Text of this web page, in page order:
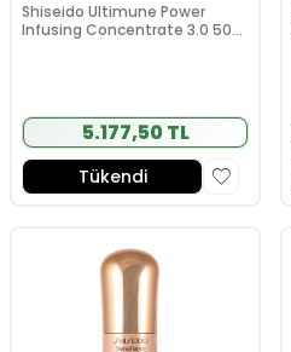
Shiseido Ultimune Power
Infusing Concentrate 3.0 50
5.177,50 TL
Tükendi